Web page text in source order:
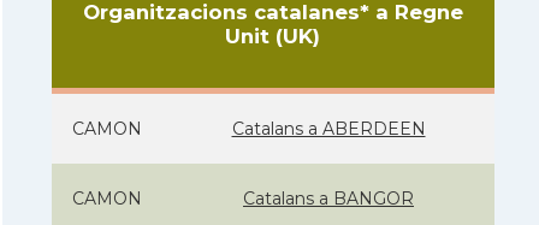
Organitzacions catalanes* a Regne
Unit (UK)
CAMON Catalans a ABERDEEN
CAMON Catalans a BANGOR